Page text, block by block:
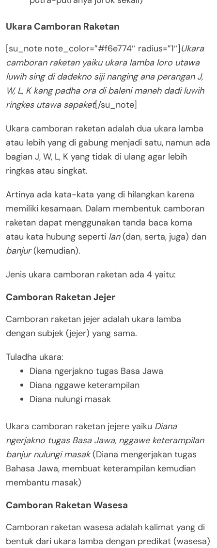
Ukara Camboran Raketan
[su_note note_color=”#f6e774″ radius=”1″]Ukara
camboran raketan yaiku ukara lamba loro utawa
luwih sing di dadekno siji nanging ana perangan J,
W, L, K kang padha ora di baleni maneh dadi luwih
ringkes utawa sapaket[/su_note]
Ukara camboran raketan adalah dua ukara lamba
atau lebih yang di gabung menjadi satu, namun ada
bagian J, W, L, K yang tidak di ulang agar lebih
ringkas atau singkat.
Artinya ada kata-kata yang di hilangkan karena
memiliki kesamaan. Dalam membentuk camboran
raketan dapat menggunakan tanda baca koma
atau kata hubung seperti lan (dan, serta, juga) dan
banjur(kemudian).
Jenis ukara camboran raketan ada 4 yaitu:
Camboran Raketan Jejer
Camboran raketan jejer adalah ukara lamba
dengan subjek (jejer) yang sama.
Tuladha ukara:
Diana ngerjakno tugas Basa Jawa
Diana nggawe keterampilan
Diana nulungi masak
Ukara camboran raketan jejere yaiku Diana
ngerjakno tugas Basa Jawa, nggawe keterampilan
banjur nulungi masak(Diana mengerjakan tugas
Bahasa Jawa, membuat keterampilan kemudian
membantu masak)
Camboran Raketan Wasesa
Camboran raketan wasesa adalah kalimat yang di
bentuk dari ukara lamba dengan predikat (wasesa)